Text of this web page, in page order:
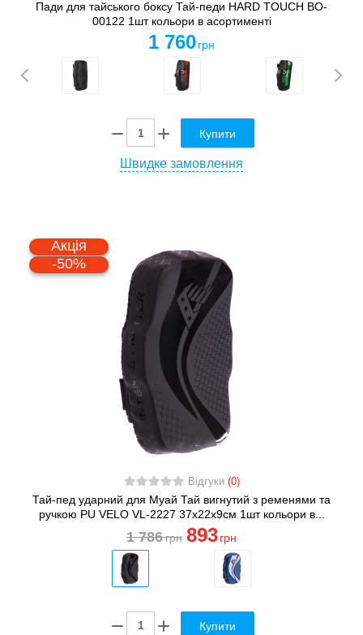
Пади для тайського боксу Тай-педи HARD TOUCH BO-
00122 1шт кольори в асортименті
1 760 грн
Купити
Швидке замовлення
Акція
-50%
Відгуки (0)
Тай-пед ударний для Муай Тай вигнутий з ременями та
ручкою PU VELO VL-2227 37x22x9см 1шт кольори в...
1 786грн 893 грн
Купити